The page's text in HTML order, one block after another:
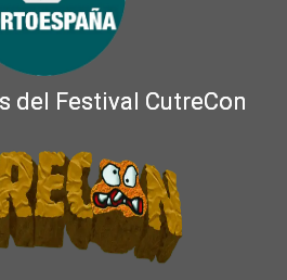
del Festival CutreCon